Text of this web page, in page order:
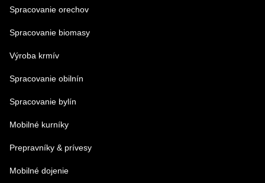
Spracovanie orechov
Spracovanie biomasy
Výroba krmív
Spracovanie obilnín
Spracovanie bylín
Mobilné kurníky
Prepravníky & prívesy
Mobilné dojenie